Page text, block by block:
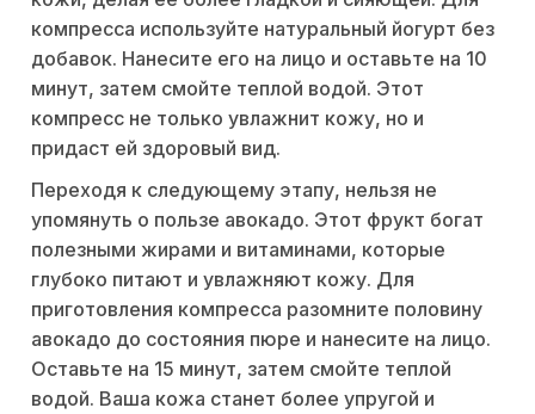
компресса используйте натуральный йогурт без
добавок. Нанесите его на лицо и оставьте на 10
минут, затем смойте теплой водой. Этот
компресс не только увлажнит кожу, но и
придаст ей здоровый вид.
Переходя к следующему этапу, нельзя не
упомянуть о пользе авокадо. Этот фрукт богат
полезными жирами и витаминами, которые
глубоко питают и увлажняют кожу. Для
приготовления компресса разомните половину
авокадо до состояния пюре и нанесите на лицо.
Оставьте на 15 минут, затем смойте теплой
водой. Ваша кожа станет более упругой и